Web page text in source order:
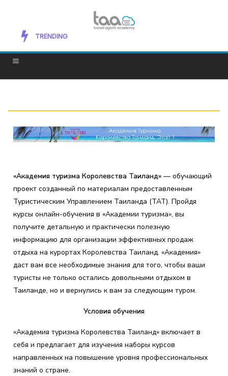
TRENDING
«Академия туризма Королевства Таиланд» — обучающий
проект созданный по материалам предоставленным
Туристическим Управлением Таиланда (ТАТ). Пройдя
курсы онлайн-обучения в «Академии туризма», вы
получите детальную и практически полезную
информацию для организации эффективных продаж
отдыха на курортах Королевства Таиланд. «Академия»
даст вам все необходимые знания для того, чтобы ваши
туристы не только остались довольными отдыхом в
Таиланде, но и вернулись к вам за следующим туром.
Условия обучения
«Академия туризма Королевства Таиланд» включает в
себя и предлагает для изучения наборы курсов
направленных на повышение уровня профессиональных
знаний о стране.